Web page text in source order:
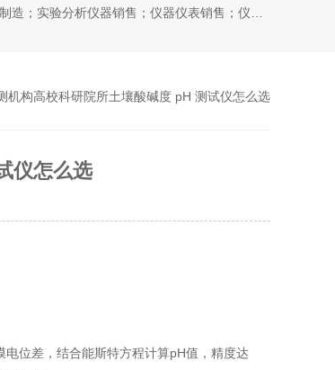
技术服务、技术开发、技术咨询、技术交流、技术转让、技术推广；软件开发；光污染治理服务；工程管理服务；电子专用设备制造；教学用模型及教具制造；教学用模型及教具销售；金属材料销售；通讯设备销售；通讯设备修理；五金产品制造；五金产品批发；五金产品零售；五金产品研发；信息咨询服务（不含许可类信息咨询服务）；信息技术咨询服务；物联网设备销售（除依法须经批准的项目外，凭营业执照依法自主开展经营活动）许可项目：房屋建筑和市政基础设施项目工程总承包；互联网平台（依法须经批准的项目，经相关部门批准后方可开展经营活动，具体经营项目以审批结果为准）
机构高校科研院所土壤酸碱度 pH 测试仪怎么选
仪怎么选
位差，结合能斯特方程计算pH值，精度达